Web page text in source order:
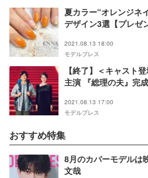
夏カラー“オレンジネ
デザイン3選【プレゼ
2021.08.13 18:00
モデルプレス
【終了】＜キャスト
主演 『総理の夫』完
2021.08.13 17:00
モデルプレス
おすすめ特集
8月のカバーモデルは
文哉